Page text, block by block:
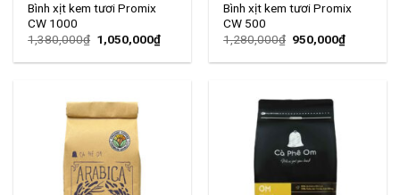
Bình xịt kem tươi Promix
CW 1000
1,380,000₫ 1,050,000₫
Bình xịt kem tươi Promix
CW 500
1,280,000₫ 950,000₫